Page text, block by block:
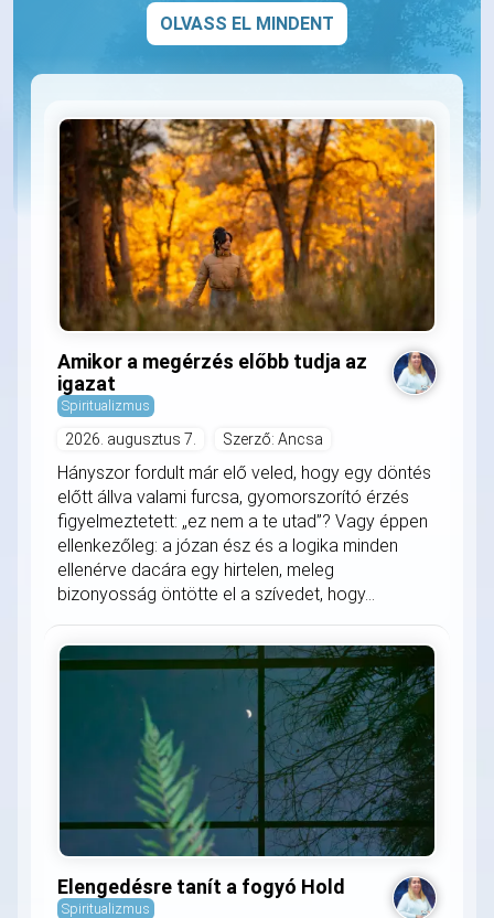
OLVASS EL MINDENT
Amikor a megérzés előbb tudja az
igazat
Spiritualizmus
2026. augusztus 7. Szerző: Ancsa
Hányszor fordult már elő veled, hogy egy döntés
előtt állva valami furcsa, gyomorszorító érzés
figyelmeztetett: „ez nem a te utad”? Vagy éppen
ellenkezőleg: a józan ész és a logika minden
ellenérve dacára egy hirtelen, meleg
bizonyosság öntötte el a szívedet, hogy...
Elengedésre tanít a fogyó Hold
Spiritualizmus